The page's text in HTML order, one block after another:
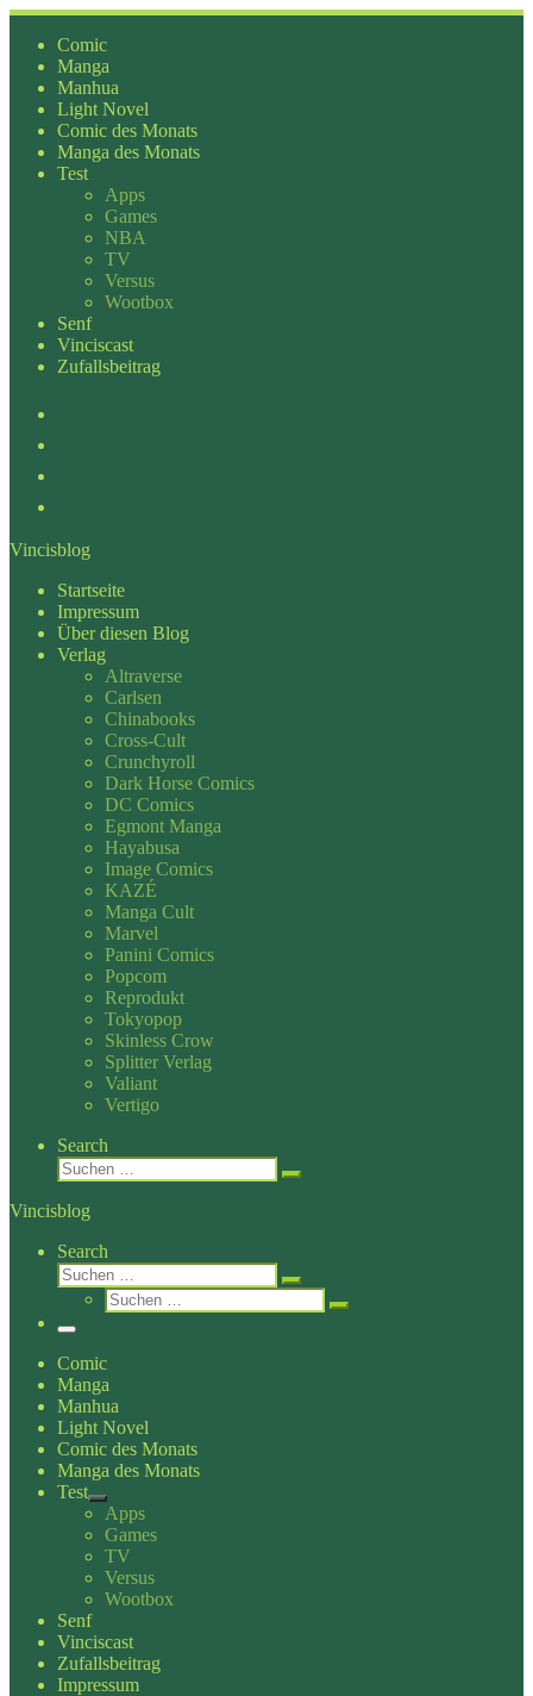
Zum
Inhalt
springen
Comic
Manga
Manhua
Light Novel
Comic des Monats
Manga des Monats
Test
Apps
Games
NBA
TV
Versus
Wootbox
Senf
Vinciscast
Zufallsbeitrag
Vincisblog
Startseite
Impressum
Über diesen Blog
Verlag
Altraverse
Carlsen
Chinabooks
Cross-Cult
Crunchyroll
Dark Horse Comics
DC Comics
Egmont Manga
Hayabusa
Image Comics
KAZÉ
Manga Cult
Marvel
Panini Comics
Popcom
Reprodukt
Tokyopop
Skinless Crow
Splitter Verlag
Valiant
Vertigo
Search
Suche
Suchen …
Vincisblog
Search
Suche
Suchen …
Suche
Suchen …
Menü
Comic
Manga
Manhua
Light Novel
Comic des Monats
Manga des Monats
Test
Apps
Games
TV
Versus
Wootbox
Senf
Vinciscast
Zufallsbeitrag
Impressum